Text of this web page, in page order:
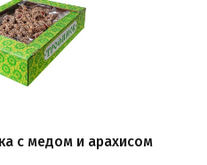
с медом и арахисом